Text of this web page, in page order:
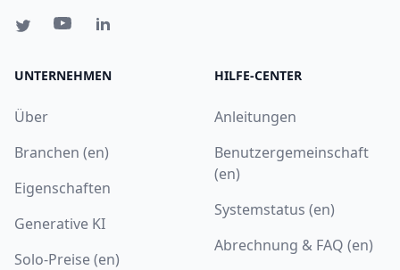
UNTERNEHMEN
Über
Branchen (en)
Eigenschaften
Generative KI
Solo-Preise (en)
HILFE-CENTER
Anleitungen
Benutzergemeinschaft
(en)
Systemstatus (en)
Abrechnung & FAQ (en)